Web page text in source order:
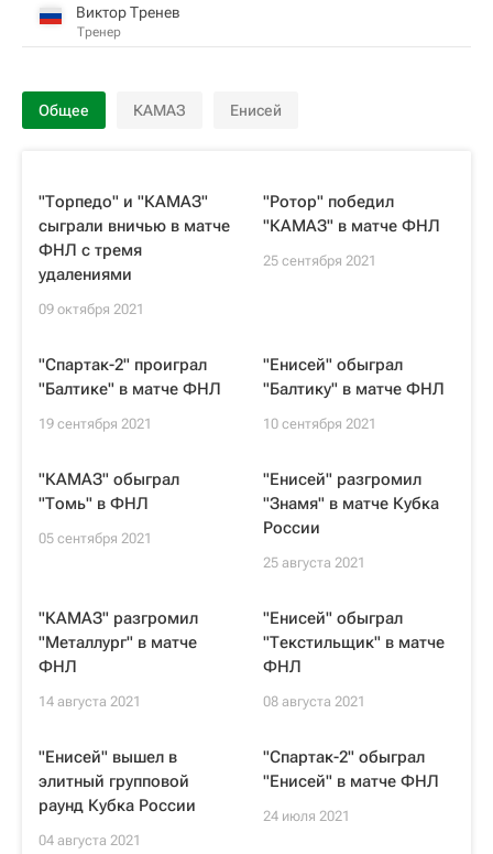
Виктор Тренев
Тренер
Общее КАМАЗ Енисей
"Торпедо" и "КАМАЗ"
сыграли вничью в матче
ФНЛ с тремя
удалениями
09 октября 2021
"Ротор" победил
"КАМАЗ" в матче ФНЛ
25 сентября 2021
"Спартак-2" проиграл
"Балтике" в матче ФНЛ
19 сентября 2021
"Енисей" обыграл
"Балтику" в матче ФНЛ
10 сентября 2021
"КАМАЗ" обыграл
"Томь" в ФНЛ
05 сентября 2021
"Енисей" разгромил
"Знамя" в матче Кубка
России
25 августа 2021
"КАМАЗ" разгромил
"Металлург" в матче
ФНЛ
14 августа 2021
"Енисей" обыграл
"Текстильщик" в матче
ФНЛ
08 августа 2021
"Енисей" вышел в
элитный групповой
раунд Кубка России
04 августа 2021
"Спартак-2" обыграл
"Енисей" в матче ФНЛ
24 июля 2021